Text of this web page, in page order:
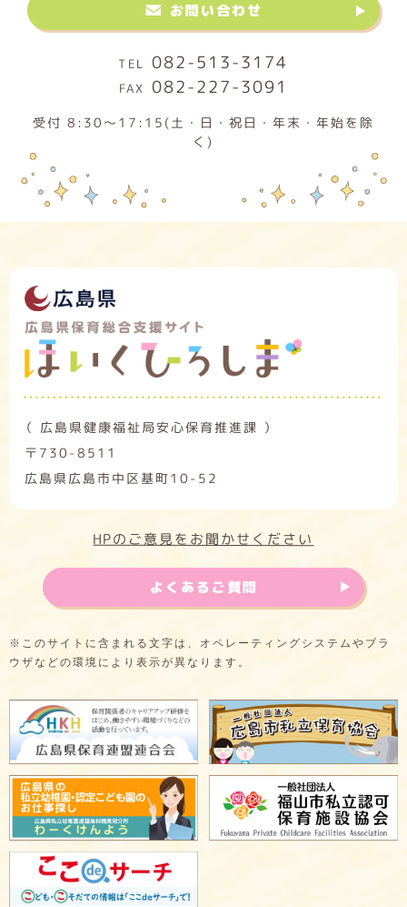
お問い合わせ
082-513-3174
082-227-3091
受付 8:30～17:15(土・日・祝日・年末・年始を除
く)
（ 広島県健康福祉局安心保育推進課 ）
〒730-8511
広島県広島市中区基町10-52
HPのご意見をお聞かせください
よくあるご質問
※このサイトに含まれる文字は、オペレーティングシステムやブラ
ウザなどの環境により表示が異なります。